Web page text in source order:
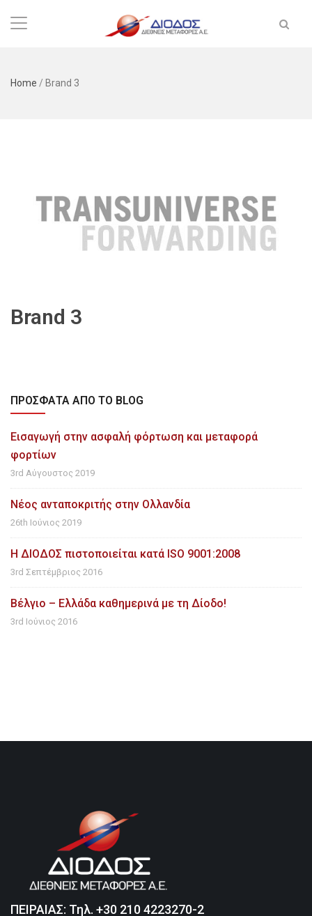
Home / Brand 3
Brand 3
ΠΡΌΣΦΑΤΑ ΑΠΌ ΤΟ BLOG
Εισαγωγή στην ασφαλή φόρτωση και μεταφορά
φορτίων
3rd Αύγουστος 2019
Νέος ανταποκριτής στην Ολλανδία
26th Ιούνιος 2019
H ΔΙΟΔΟΣ πιστοποιείται κατά ISO 9001:2008
3rd Σεπτέμβριος 2016
Βέλγιο – Ελλάδα καθημερινά με τη Δίοδο!
3rd Ιούνιος 2016
ΠΕΙΡΑΙΑΣ: Τηλ. +30 210 4223270-2